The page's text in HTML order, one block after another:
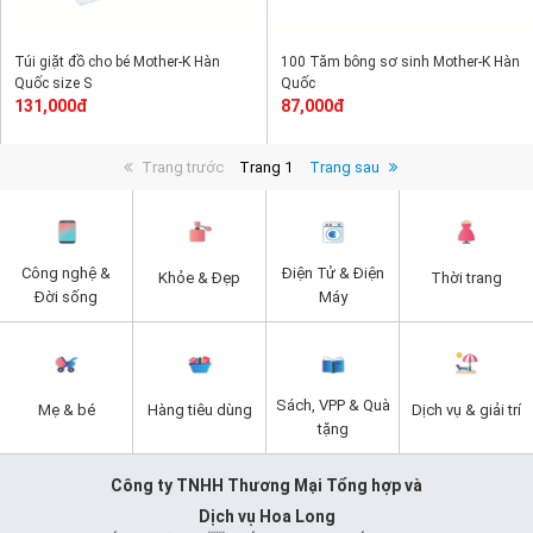
Túi giặt đồ cho bé Mother-K Hàn
Quốc size S
131,000đ
100 Tăm bông sơ sinh Mother-K Hàn
Quốc
87,000đ
Trang trước Trang 1 Trang sau
Công nghệ &
Đời sống
Khỏe & Đẹp
Điện Tử & Điện
Máy
Thời trang
Mẹ & bé Hàng tiêu dùng
Sách, VPP & Quà
tặng
Dịch vụ & giải trí
Công ty TNHH Thương Mại Tổng hợp và
Dịch vụ Hoa Long